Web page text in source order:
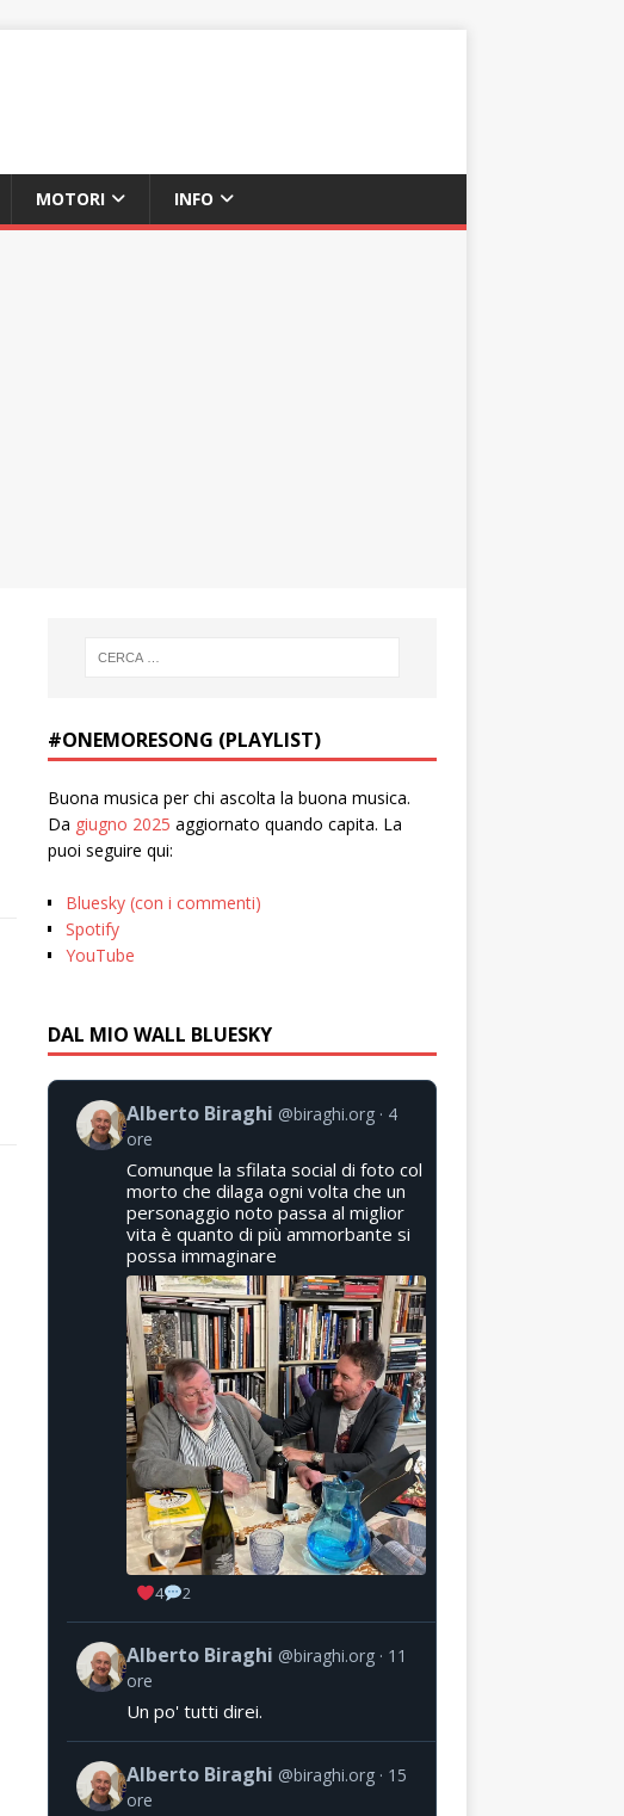
MOTORI INFO
#ONEMORESONG (PLAYLIST)
Buona musica per chi ascolta la buona musica.
Da giugno 2025 aggiornato quando capita. La
puoi seguire qui:
Bluesky (con i commenti)
Spotify
YouTube
DAL MIO WALL BLUESKY
Alberto Biraghi @biraghi.org
4
ore
Comunque la sfilata social di foto col
morto che dilaga ogni volta che un
personaggio noto passa al miglior
vita è quanto di più ammorbante si
possa immaginare
4 2
Alberto Biraghi @biraghi.org
11
ore
Un po' tutti direi.
Alberto Biraghi @biraghi.org
15
ore